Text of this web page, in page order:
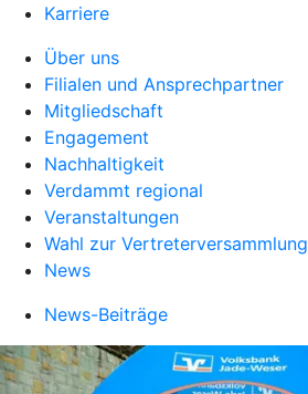
Karriere
Über uns
Filialen und Ansprechpartner
Mitgliedschaft
Engagement
Nachhaltigkeit
Verdammt regional
Veranstaltungen
Wahl zur Vertreterversammlung
News
News-Beiträge